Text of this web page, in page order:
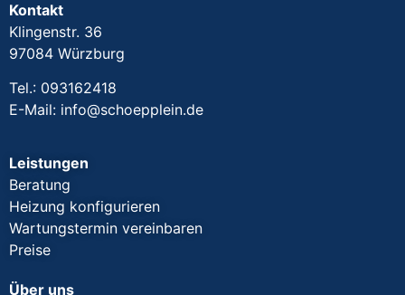
Kontakt
Klingenstr. 36
97084 Würzburg
Tel.: 093162418
E-Mail: info@schoepplein.de
Leistungen
Beratung
Heizung konfigurieren
Wartungstermin vereinbaren
Preise
Über uns